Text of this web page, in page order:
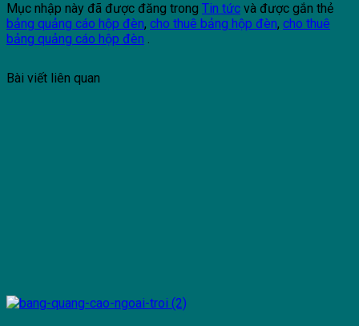
Mục nhập này đã được đăng trong Tin tức và được gắn thẻ
bảng quảng cáo hộp đèn, cho thuê bảng hộp đèn, cho thuê
bảng quảng cáo hộp đèn .
Bài viết liên quan